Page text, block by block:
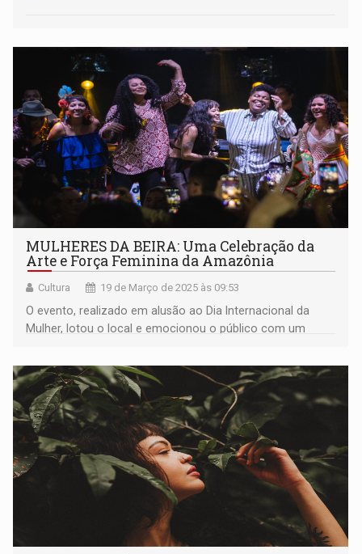
MULHERES DA BEIRA: Uma Celebração da
Arte e Força Feminina da Amazônia
Cultura 19 de Março de 2025 às 09:53
O evento, realizado em alusão ao Dia Internacional da
Mulher, lotou o local e emocionou o público com um
sábado,15, no Mercado Cultural